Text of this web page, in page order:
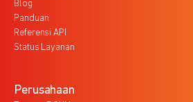
Blog
Panduan
Referensi API
Status Layanan
Perusahaan